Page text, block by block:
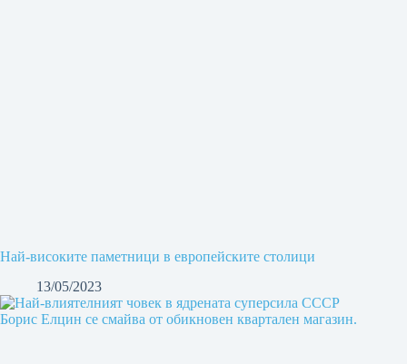
Най-високите паметници в европейските столици
13/05/2023